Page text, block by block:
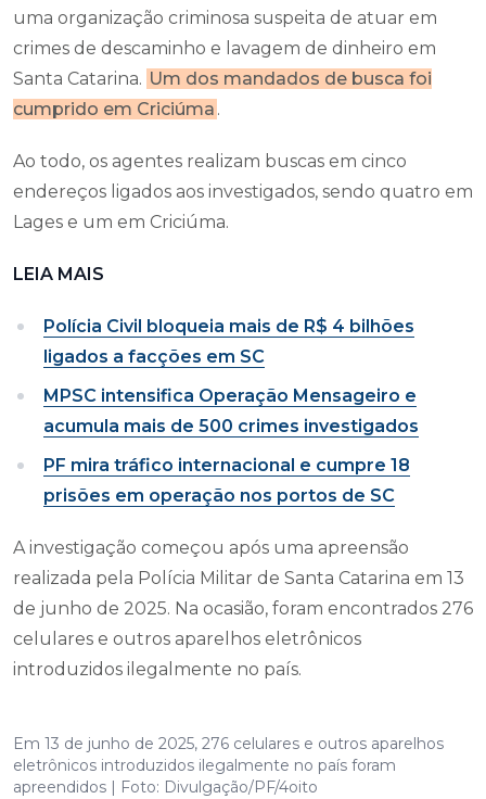
uma organização criminosa suspeita de atuar em
crimes de descaminho e lavagem de dinheiro em
Santa Catarina. Um dos mandados de busca foi
cumprido em Criciúma .
Ao todo, os agentes realizam buscas em cinco
endereços ligados aos investigados, sendo quatro em
Lages e um em Criciúma.
LEIA MAIS
Polícia Civil bloqueia mais de R$ 4 bilhões
ligados a facções em SC
MPSC intensifica Operação Mensageiro e
acumula mais de 500 crimes investigados
PF mira tráfico internacional e cumpre 18
prisões em operação nos portos de SC
A investigação começou após uma apreensão
realizada pela Polícia Militar de Santa Catarina em 13
de junho de 2025. Na ocasião, foram encontrados 276
celulares e outros aparelhos eletrônicos
introduzidos ilegalmente no país.
Em 13 de junho de 2025, 276 celulares e outros aparelhos
eletrônicos introduzidos ilegalmente no país foram
apreendidos | Foto: Divulgação/PF/4oito